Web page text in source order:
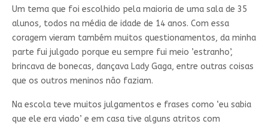
Um tema que foi escolhido pela maioria de uma sala de 35
alunos, todos na média de idade de 14 anos. Com essa
coragem vieram também muitos questionamentos, da minha
parte fui julgado porque eu sempre fui meio ’estranho’,
brincava de bonecas, dançava Lady Gaga, entre outras coisas
que os outros meninos não faziam.
Na escola teve muitos julgamentos e frases como ‘eu sabia
que ele era viado’ e em casa tive alguns atritos com